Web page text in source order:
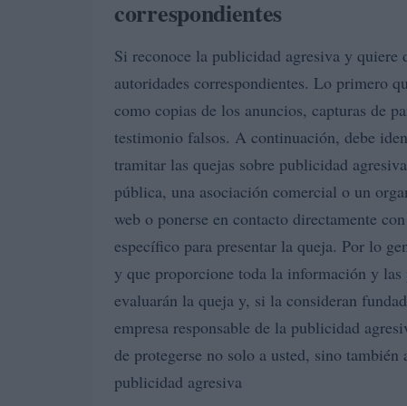
correspondientes
Si reconoce la publicidad agresiva y quiere
autoridades correspondientes. Lo primero
como copias de los anuncios, capturas de
testimonio falsos. A continuación, debe
tramitar las quejas sobre publicidad
pública, una asociación comercial o un
web o ponerse en contacto directamente
específico para presentar la queja. Por lo
y que proporcione toda la información y las
evaluarán la queja y, si la consideran
empresa responsable de la publicidad
de protegerse no solo a usted, sino
publicidad agresiva